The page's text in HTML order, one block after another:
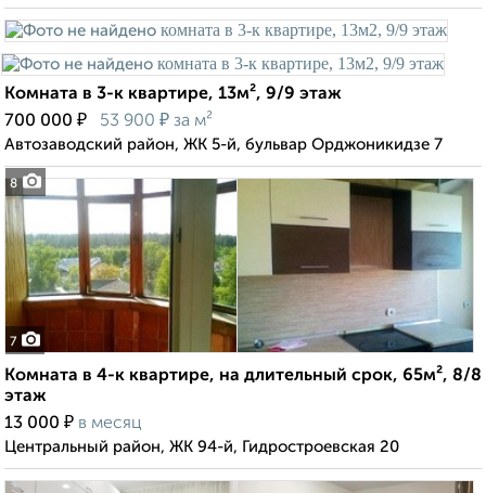
8
Комната в 3-к квартире, 13м², 9/9 этаж
700 000 ₽ 53 900 ₽ за м²
Автозаводский район, ЖК 5-й, бульвар Орджоникидзе 7
7
Комната в 4-к квартире, на длительный срок, 65м², 8/8
этаж
13 000 ₽ в месяц
Центральный район, ЖК 94-й, Гидростроевская 20